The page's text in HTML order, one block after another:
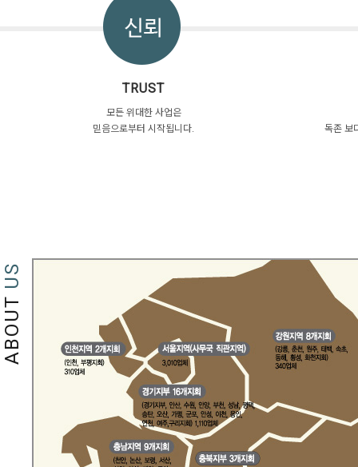
TRUST
모든 위대한 사업은
믿음으로부터 시작됩니다.
독존 보